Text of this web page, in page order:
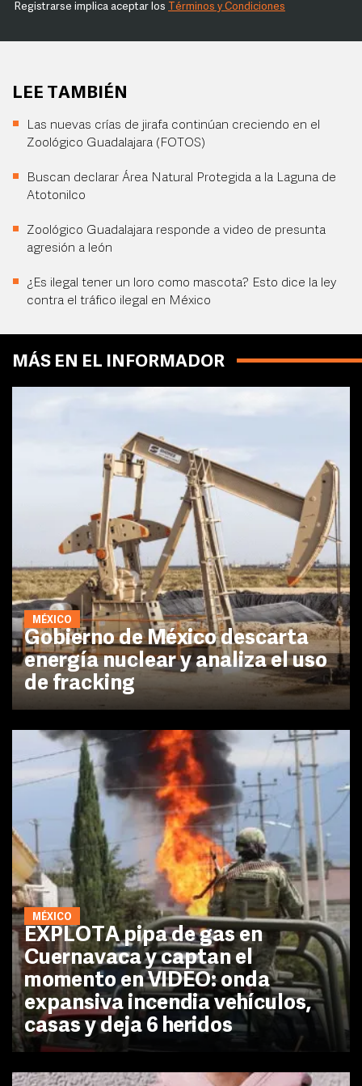
Registrarse implica aceptar los Términos y Condiciones
LEE TAMBIÉN
Las nuevas crías de jirafa continúan creciendo en el
Zoológico Guadalajara (FOTOS)
Buscan declarar Área Natural Protegida a la Laguna de
Atotonilco
Zoológico Guadalajara responde a video de presunta
agresión a león
¿Es ilegal tener un loro como mascota? Esto dice la ley
contra el tráfico ilegal en México
MÁS EN EL INFORMADOR
MÉXICO
Gobierno de México descarta
energía nuclear y analiza el uso
de fracking
MÉXICO
EXPLOTA pipa de gas en
Cuernavaca y captan el
momento en VIDEO: onda
expansiva incendia vehículos,
casas y deja 6 heridos